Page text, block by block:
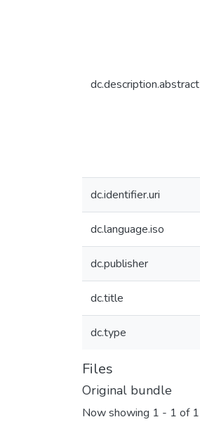
dc.description.abstract
dc.identifier.uri
dc.language.iso
dc.publisher
dc.title
dc.type
Files
Original bundle
Now showing 1 - 1 of 1